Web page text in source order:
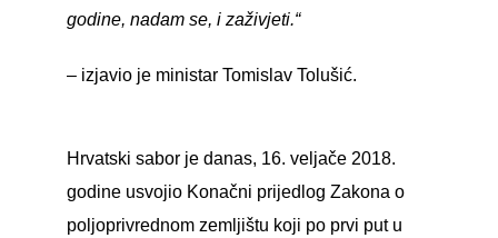
godine, nadam se, i zaživjeti.“
– izjavio je ministar Tomislav Tolušić.
Hrvatski sabor je danas, 16. veljače 2018.
godine usvojio Konačni prijedlog Zakona o
poljoprivrednom zemljištu koji po prvi put u